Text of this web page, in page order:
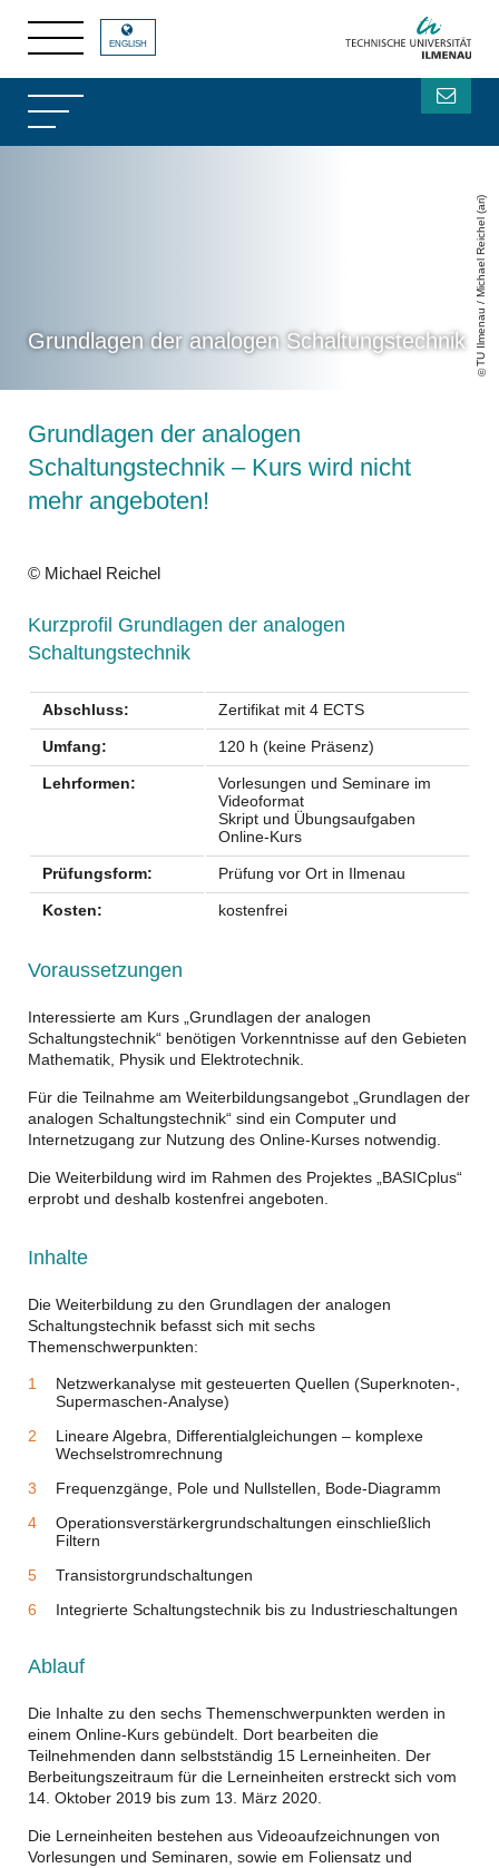
Grundlagen der analogen Schaltungstechnik TU Ilmenau / Michael Reichel (ari)
ENGLISH
Grundlagen der analogen
Schaltungstechnik – Kurs wird nicht
mehr angeboten!
© Michael Reichel
Kurzprofil Grundlagen der analogen
Schaltungstechnik
Abschluss: Zertifikat mit 4 ECTS
Umfang: 120 h (keine Präsenz)
Lehrformen:
Vorlesungen und Seminare im
Videoformat
Skript und Übungsaufgaben
Online-Kurs
Prüfungsform: Prüfung vor Ort in Ilmenau
Kosten: kostenfrei
Voraussetzungen
Interessierte am Kurs „Grundlagen der analogen
Schaltungstechnik“ benötigen Vorkenntnisse auf den Gebieten
Mathematik, Physik und Elektrotechnik.
Für die Teilnahme am Weiterbildungsangebot „Grundlagen der
analogen Schaltungstechnik“ sind ein Computer und
Internetzugang zur Nutzung des Online-Kurses notwendig.
Die Weiterbildung wird im Rahmen des Projektes „BASICplus“
erprobt und deshalb kostenfrei angeboten.
Inhalte
Die Weiterbildung zu den Grundlagen der analogen
Schaltungstechnik befasst sich mit sechs
Themenschwerpunkten:
Netzwerkanalyse mit gesteuerten Quellen (Superknoten-,
Supermaschen-Analyse)
Lineare Algebra, Differentialgleichungen – komplexe
Wechselstromrechnung
Frequenzgänge, Pole und Nullstellen, Bode-Diagramm
Operationsverstärkergrundschaltungen einschließlich
Filtern
Transistorgrundschaltungen
Integrierte Schaltungstechnik bis zu Industrieschaltungen
Ablauf
Die Inhalte zu den sechs Themenschwerpunkten werden in
einem Online-Kurs gebündelt. Dort bearbeiten die
Teilnehmenden dann selbstständig 15 Lerneinheiten. Der
Berbeitungszeitraum für die Lerneinheiten erstreckt sich vom
14. Oktober 2019 bis zum 13. März 2020.
Die Lerneinheiten bestehen aus Videoaufzeichnungen von
Vorlesungen und Seminaren, sowie em Foliensatz und